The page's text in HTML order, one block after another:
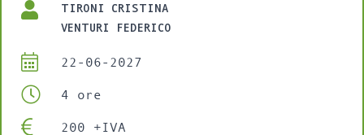
TIRONI CRISTINA
VENTURI FEDERICO
22-06-2027
4 ore
200 +IVA